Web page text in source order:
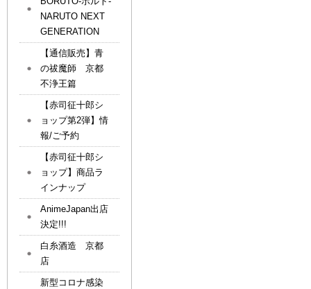
NARUTO NEXT
GENERATION
【通信販売】青
の祓魔師 京都
不浄王篇
【赤司征十郎シ
ョップ第2弾】情
報/ご予約
【赤司征十郎シ
ョップ】商品ラ
インナップ
AnimeJapan出店
決定!!!
白糸酒造 京都
店
新型コロナ感染